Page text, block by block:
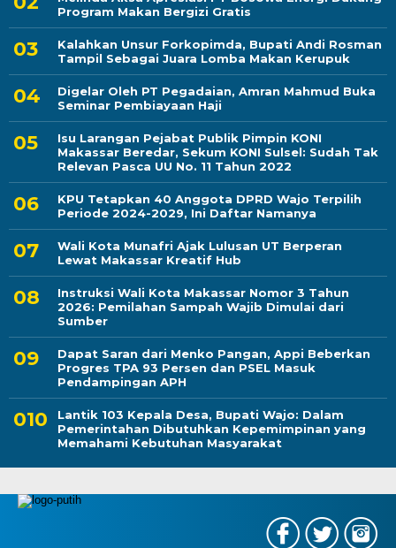
Program Makan Bergizi Gratis
Kalahkan Unsur Forkopimda, Bupati Andi Rosman
Tampil Sebagai Juara Lomba Makan Kerupuk
Digelar Oleh PT Pegadaian, Amran Mahmud Buka
Seminar Pembiayaan Haji
Isu Larangan Pejabat Publik Pimpin KONI
Makassar Beredar, Sekum KONI Sulsel: Sudah Tak
Relevan Pasca UU No. 11 Tahun 2022
KPU Tetapkan 40 Anggota DPRD Wajo Terpilih
Periode 2024-2029, Ini Daftar Namanya
Wali Kota Munafri Ajak Lulusan UT Berperan
Lewat Makassar Kreatif Hub
Instruksi Wali Kota Makassar Nomor 3 Tahun
2026: Pemilahan Sampah Wajib Dimulai dari
Sumber
Dapat Saran dari Menko Pangan, Appi Beberkan
Progres TPA 93 Persen dan PSEL Masuk
Pendampingan APH
Lantik 103 Kepala Desa, Bupati Wajo: Dalam
Pemerintahan Dibutuhkan Kepemimpinan yang
Memahami Kebutuhan Masyarakat